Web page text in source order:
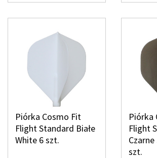
Piórka Cosmo Fit
Flight Standard Białe
White 6 szt.
Piórka
Flight
szt.